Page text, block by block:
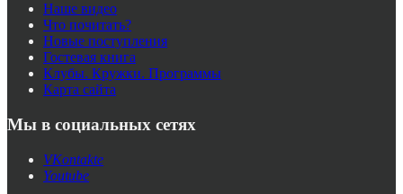
Наше видео
Что почитать?
Новые поступления
Гостевая книга
Клубы. Кружки. Программы
Карта сайта
Мы в социальных сетях
VKontakte
Youtube